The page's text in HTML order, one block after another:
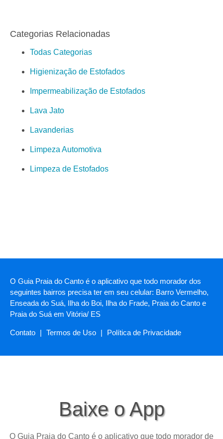
Categorias Relacionadas
Todas Categorias
Higienização de Estofados
Impermeabilização de Estofados
Lava Jato
Lavanderias
Limpeza Automotiva
Limpeza de Estofados
O Guia Praia do Canto é o aplicativo que todo morador dos
seguintes bairros precisa ter em seu celular: Barro Vermelho,
Enseada do Suá, Ilha do Boi, Ilha do Frade, Praia do Canto e
Praia do Suá em Vitória/ ES
Contato | Termos de Uso | Política de Privacidade
Baixe o App
O Guia Praia do Canto é o aplicativo que todo morador de